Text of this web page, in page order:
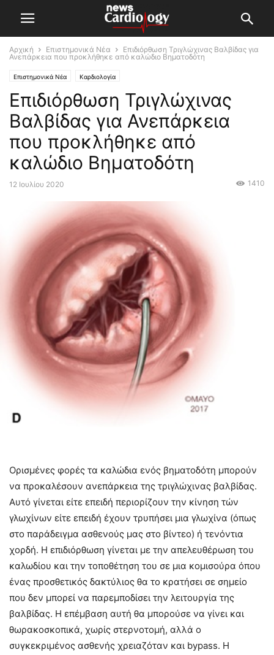
Αρχική Επιστημονικά Νέα
Επιδιόρθωση Τριγλώχινας Βαλβίδας για
Ανεπάρκεια που προκλήθηκε από καλώδιο Βηματοδότη
Επιστημονικά Νέα Καρδιολογία
Επιδιόρθωση Τριγλώχινας
Βαλβίδας για Ανεπάρκεια
που προκλήθηκε από
καλώδιο Βηματοδότη
12 Ιουλίου 2020 1410
Ορισμένες φορές τα καλώδια ενός βηματοδότη μπορούν
να προκαλέσουν ανεπάρκεια της τριγλώχινας βαλβίδας.
Αυτό γίνεται είτε επειδή περιορίζουν την κίνηση τών
γλωχίνων είτε επειδή έχουν τρυπήσει μια γλωχίνα (όπως
στο παράδειγμα ασθενούς μας στο βίντεο) ή τενόντια
χορδή. Η επιδιόρθωση γίνεται με την απελευθέρωση του
καλωδίου και την τοποθέτηση του σε μια κομισούρα όπου
ένας προσθετικός δακτύλιος θα το κρατήσει σε σημείο
που δεν μπορεί να παρεμποδίσει την λειτουργία της
βαλβίδας. Η επέμβαση αυτή θα μπορούσε να γίνει και
θωρακοσκοπικά, χωρίς στερνοτομή, αλλά ο
συγκεκριμένος ασθενής χρειαζόταν και bypass. Η